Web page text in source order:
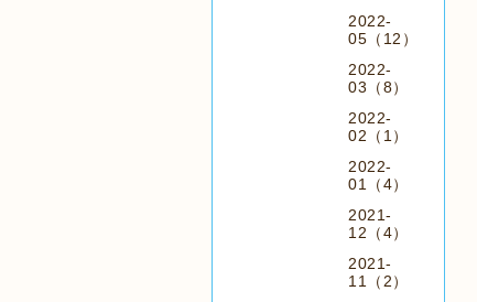
2022-
05（12）
2022-
03（8）
2022-
02（1）
2022-
01（4）
2021-
12（4）
2021-
11（2）